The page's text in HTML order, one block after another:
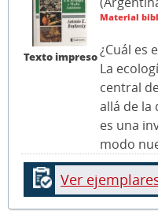
Texto impreso
Material
¿Cuál es
La
central
allá de la
es una
modo
Ver